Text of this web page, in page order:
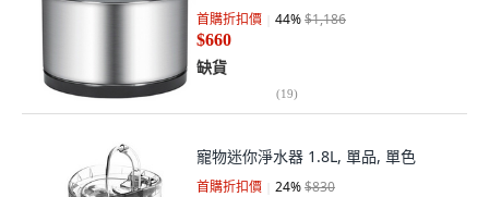
首購折扣價 44%$1,186
$660
缺貨
(19)
寵物迷你淨水器 1.8L, 單品, 單色
首購折扣價 24%$830